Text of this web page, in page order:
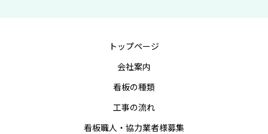
トップページ
会社案内
看板の種類
工事の流れ
看板職人・協力業者様募集